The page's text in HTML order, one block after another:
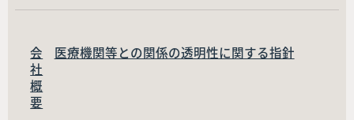
会
社
概
要
医療機関等との関係の透明性に関する指針